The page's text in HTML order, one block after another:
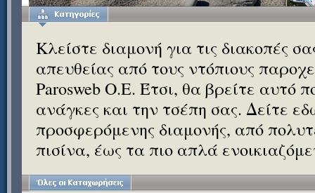
Κλείστε διαμονή για τις διακοπές
απευθείας από τους ντόπιους
Parosweb Ο.Ε. Έτσι, θα βρείτε αυτό
ανάγκες και την τσέπη σας. Δείτε
προσφερόμενης διαμονής, από
πισίνα, έως τα πιο απλά